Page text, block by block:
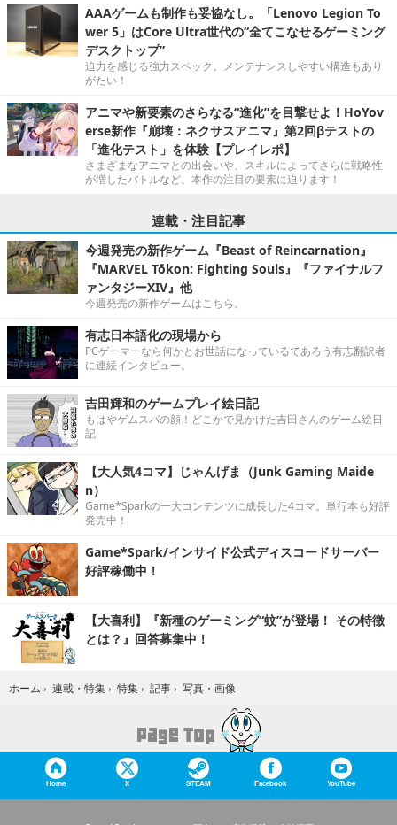
AAAゲームも制作も妥協なし。「Lenovo Legion To
wer 5」はCore Ultra世代の“全てこなせるゲーミング
デスクトップ”
迫力を感じる強力スペック。メンテナンスしやすい構造もあり
がたい！
アニマや新要素のさらなる“進化”を目撃せよ！HoYov
erse新作『崩壊：ネクサスアニマ』第2回βテストの
「進化テスト」を体験【プレイレポ】
さまざまなアニマとの出会いや、スキルによってさらに戦略性
が増したバトルなど、本作の注目の要素に迫ります！
連載・注目記事
今週発売の新作ゲーム『Beast of Reincarnation』
『MARVEL Tōkon: Fighting Souls』『ファイナルフ
ァンタジーXIV』他
今週発売の新作ゲームはこちら。
有志日本語化の現場から
PCゲーマーなら何かとお世話になっているであろう有志翻訳者
に連続インタビュー。
吉田輝和のゲームプレイ絵日記
もはやゲムスパの顔！どこかで見かけた吉田さんのゲーム絵日
記
【大人気4コマ】じゃんげま（Junk Gaming Maide
n）
Game*Sparkの一大コンテンツに成長した4コマ。単行本も好評
発売中！
Game*Spark/インサイド公式ディスコードサーバー
好評稼働中！
【大喜利】『新種のゲーミング“蚊”が登場！ その特徴
とは？』回答募集中！
ホーム › 連載・特集 › 特集 › 記事 › 写真・画像
Home X STEAM Facebook YouTube